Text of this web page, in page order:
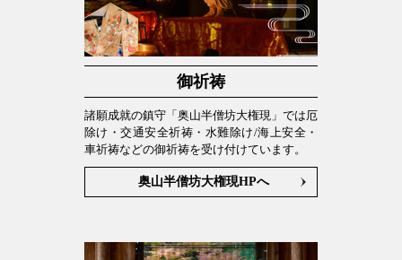
御祈祷
諸願成就の鎮守「奥山半僧坊大権現」では厄
除け・交通安全祈祷・水難除け/海上安全・
車祈祷などの御祈祷を受け付けています。
奥山半僧坊大権現HPへ